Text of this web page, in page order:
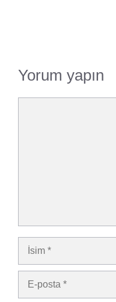
Yorum yapın
İsim